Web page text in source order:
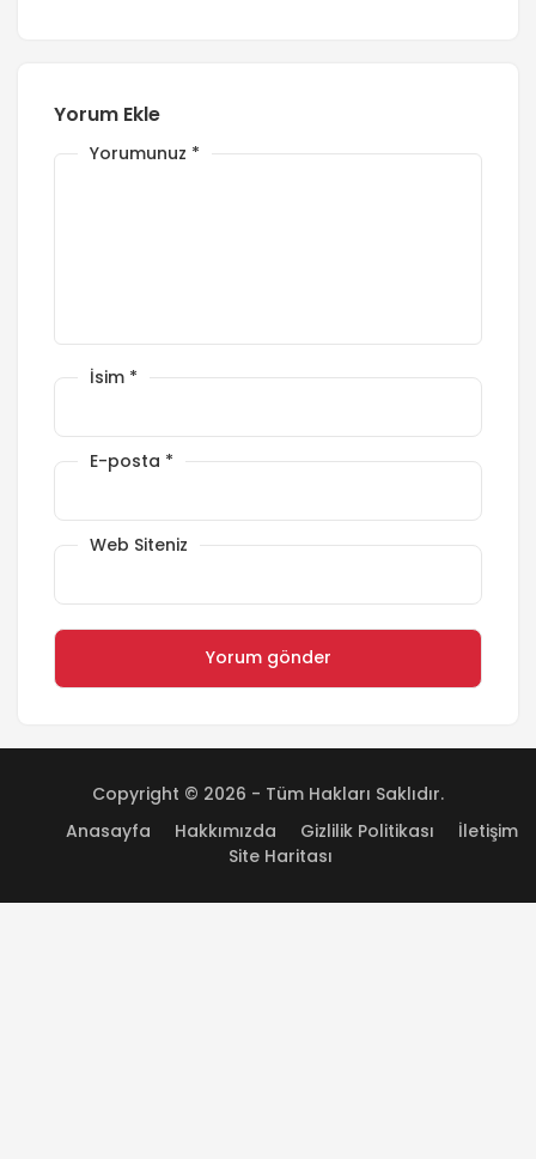
Yorum Ekle
Yorumunuz *
İsim *
E-posta *
Web Siteniz
Copyright © 2026 - Tüm Hakları Saklıdır.
Anasayfa
Hakkımızda Gizlilik Politikası
İletişim
Site Haritası